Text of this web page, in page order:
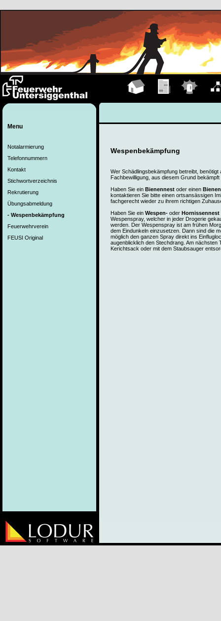
Menu
Notalarmierung
Telefonnummern
Kontakt
Stichwortverzeichnis
Rekrutierung
Übungsabmeldung
- Wespenbekämpfung
Feuerwehrverein
FEUSI Original
Wespenbekämpfung
Wer Schädlingsbekämpfung betreibt,
Fachbewilligung, aus diesem Grund
Haben Sie ein Bienennest oder einen
kontaktieren Sie bitte einen ortsansässigen
fachgerecht wieder zu ihrem richtigen
Haben Sie ein Wespen- oder Hornissennest
Wespenspray, welcher in jeder Drogerie
werden. Der Wespenspray ist am frühen
dem Eindunkeln einzusetzen. Dann sind die
möglich den ganzen Spray direkt ins
augenblicklich den Stechdrang. Am nächsten
Kerichtsack oder mit dem Staubsauger